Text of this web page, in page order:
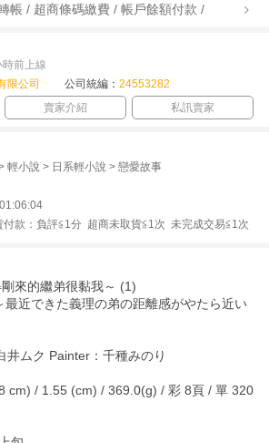
帳 / 超商條碼繳費 / 帳戶餘額付款 /
時前上線
限公司 公司統編： 24553282
賣家介紹 私訊賣家
輕小說 > 日系輕小說 > 戀愛故事
付款：負評≦1分 超商未取貨≦1次 未完成交易≦1次
來的繼弟很黏我～ (1)
最近できた義理の弟の距離感がやたら近い
井ムク Painter：千種みのり
cm) / 1.55 (cm) / 369.0(g) / 彩 8頁 / 單 320